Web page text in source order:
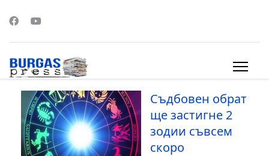
Съдбовен обрат
ще застигне 2
зодии съвсем
скоро